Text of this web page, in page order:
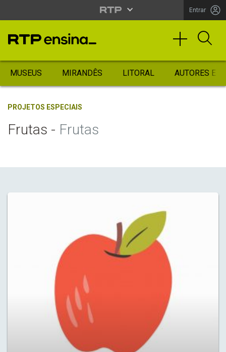
Entrar
MUSEUS MIRANDÊS LITORAL AUTORES
PROJETOS ESPECIAIS
Frutas - Frutas